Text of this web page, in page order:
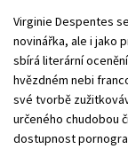
Virginie Despentes
novinářka, ale i jako
sbírá literární
hvězdném nebi
své tvorbě
určeného chudobou
dostupnost